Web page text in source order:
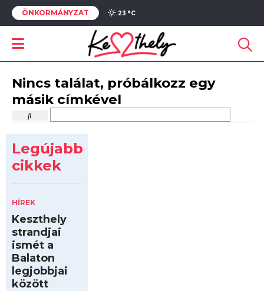
ÖNKORMÁNYZAT 23 °C
Nincs találat, próbálkozz egy
másik címkével
Legújabb
cikkek
HÍREK
Keszthely
strandjai
ismét a
Balaton
legjobbjai
között